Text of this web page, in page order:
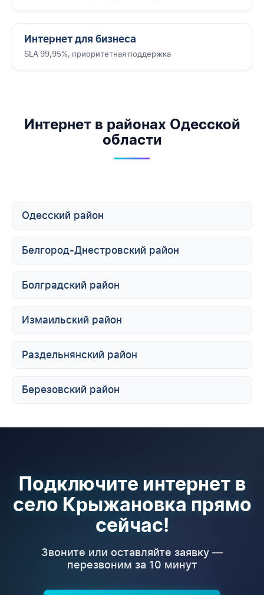
Интернет для бизнеса
SLA 99,95%, приоритетная поддержка
Интернет в районах Одесской
области
Одесский район
Белгород-Днестровский район
Болградский район
Измаильский район
Раздельнянский район
Березовский район
Подключите интернет в
село Крыжановка прямо
сейчас!
Звоните или оставляйте заявку —
перезвоним за 10 минут